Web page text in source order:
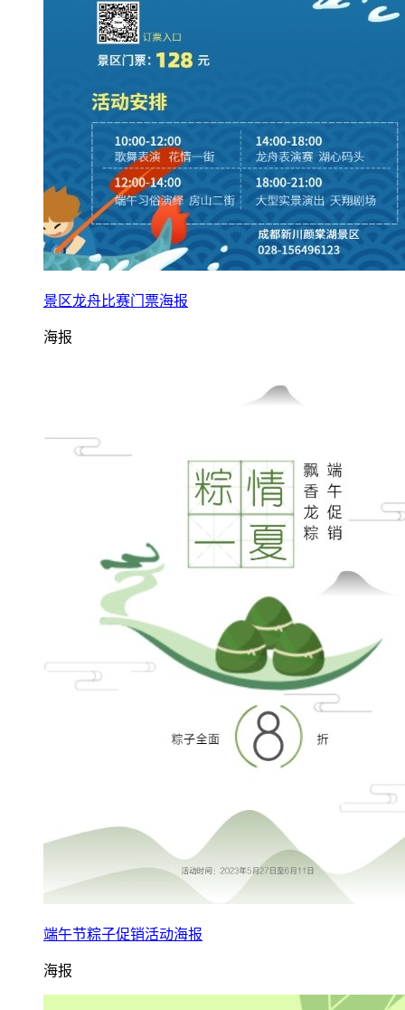
景区龙舟比赛门票海报
海报
端午节粽子促销活动海报
海报